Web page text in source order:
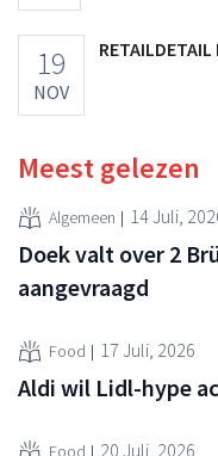
19
NOV
Meest gelezen
Algemeen 14 Juli,
Doek valt over 2
aangevraagd
Food 17 Juli, 2026
Aldi wil Lidl-hype
Food 20 Juli, 2026